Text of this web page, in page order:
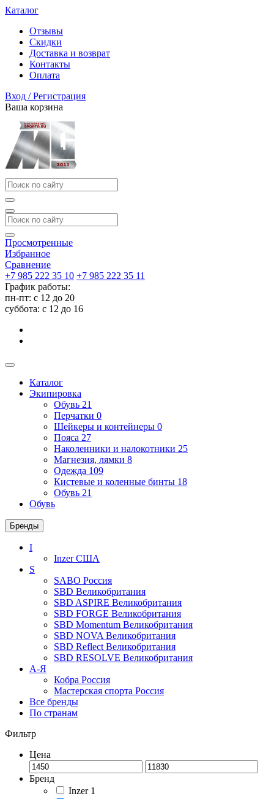
Каталог
Отзывы
Скидки
Доставка и возврат
Контакты
Оплата
Вход / Регистрация
Ваша корзина
Просмотренные
Избранное
Сравнение
+7 985 222 35 10 +7 985 222 35 11
График работы:
пн-пт: с 12 до 20
суббота: c 12 до 16
Каталог
Экипировка
Обувь 21
Перчатки 0
Шейкеры и контейнеры 0
Пояса 27
Наколенники и налокотники 25
Магнезия, лямки 8
Одежда 109
Кистевые и коленные бинты 18
Обувь 21
Обувь
Бренды
I
InzerСША
S
SABO Россия
SBD Великобритания
SBD ASPIRE Великобритания
SBD FORGE Великобритания
SBD Momentum Великобритания
SBD NOVA Великобритания
SBD Reflect Великобритания
SBD RESOLVE Великобритания
А-Я
Кобра Россия
Мастерская спорта Россия
Все бренды
По странам
Фильтр
Цена
Бренд
Inzer 1